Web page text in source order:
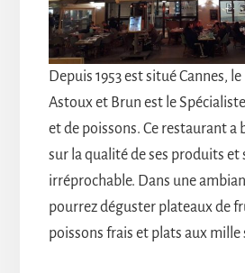
Depuis 1953 est situé Cannes,
Astoux et Brun est le
et de poissons. Ce restaurant a
sur la qualité de ses produits et
irréprochable. Dans une
pourrez déguster plateaux de
poissons frais et plats aux mille